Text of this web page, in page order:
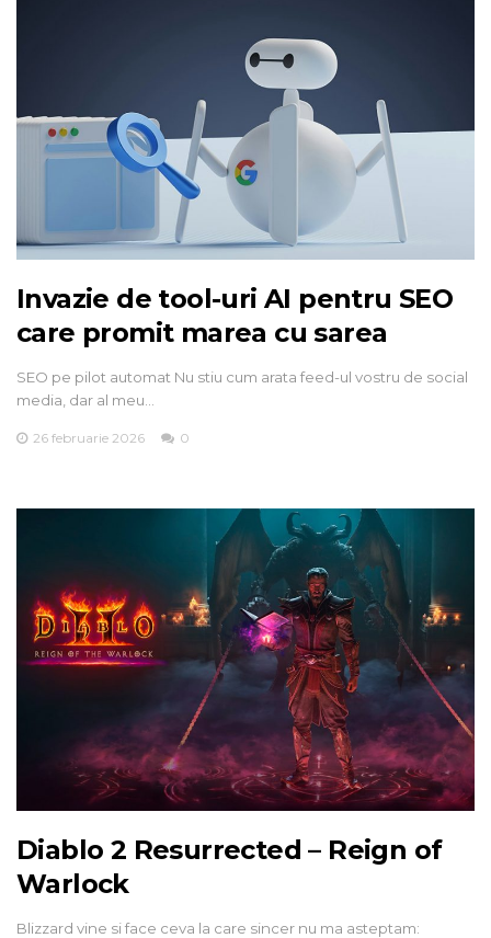
Invazie de tool-uri AI pentru SEO
care promit marea cu sarea
SEO pe pilot automat Nu stiu cum arata feed-ul vostru de social
media, dar al meu…
26 februarie 2026 0
Diablo 2 Resurrected – Reign of
Warlock
Blizzard vine si face ceva la care sincer nu ma asteptam: